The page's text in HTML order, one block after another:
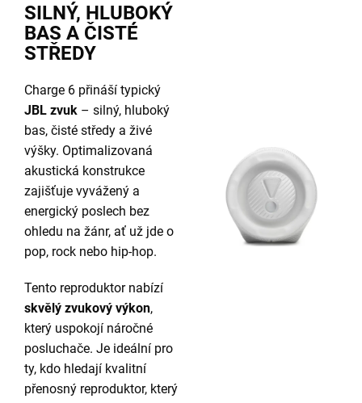
SILNÝ, HLUBOKÝ
BAS A ČISTÉ
STŘEDY
Charge 6 přináší typický
JBL zvuk – silný, hluboký
bas, čisté středy a živé
výšky. Optimalizovaná
akustická konstrukce
zajišťuje vyvážený a
energický poslech bez
ohledu na žánr, ať už jde o
pop, rock nebo hip-hop.
Tento reproduktor nabízí
skvělý zvukový výkon,
který uspokojí náročné
posluchače. Je ideální pro
ty, kdo hledají kvalitní
přenosný reproduktor, který